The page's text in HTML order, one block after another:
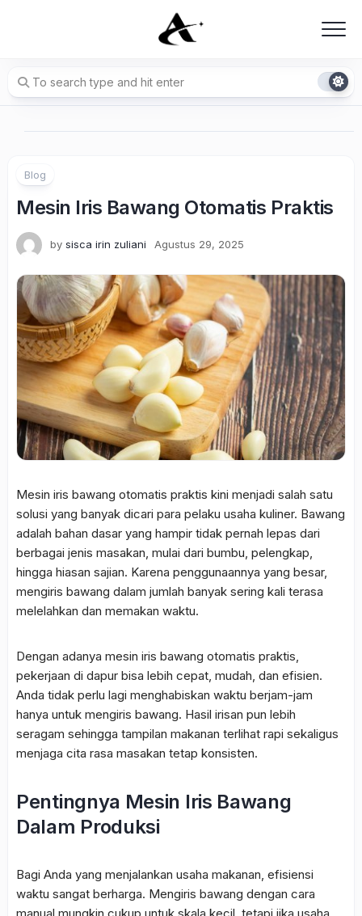
Blog
Mesin Iris Bawang Otomatis Praktis
by sisca irin zuliani Agustus 29, 2025
Mesin iris bawang otomatis praktis kini menjadi salah satu
solusi yang banyak dicari para pelaku usaha kuliner. Bawang
adalah bahan dasar yang hampir tidak pernah lepas dari
berbagai jenis masakan, mulai dari bumbu, pelengkap,
hingga hiasan sajian. Karena penggunaannya yang besar,
mengiris bawang dalam jumlah banyak sering kali terasa
melelahkan dan memakan waktu.
Dengan adanya mesin iris bawang otomatis praktis,
pekerjaan di dapur bisa lebih cepat, mudah, dan efisien.
Anda tidak perlu lagi menghabiskan waktu berjam-jam
hanya untuk mengiris bawang. Hasil irisan pun lebih
seragam sehingga tampilan makanan terlihat rapi sekaligus
menjaga cita rasa masakan tetap konsisten.
Pentingnya Mesin Iris Bawang
Dalam Produksi
Bagi Anda yang menjalankan usaha makanan, efisiensi
waktu sangat berharga. Mengiris bawang dengan cara